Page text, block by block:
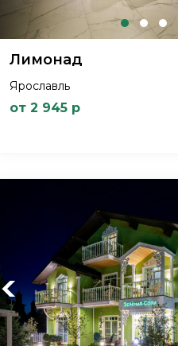
Лимонад
Ярославль
от 2 945 р
Previous